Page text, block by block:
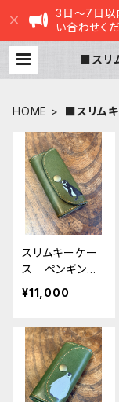
3日～7日以
い合わせく
■スリ
HOME ■スリム
スリムキーケー
ス ペンギン
グリーン peng
uin ぺんぎ
mitto
¥11,000